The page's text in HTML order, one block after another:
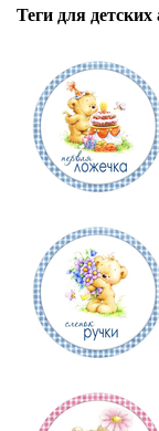
Теги для